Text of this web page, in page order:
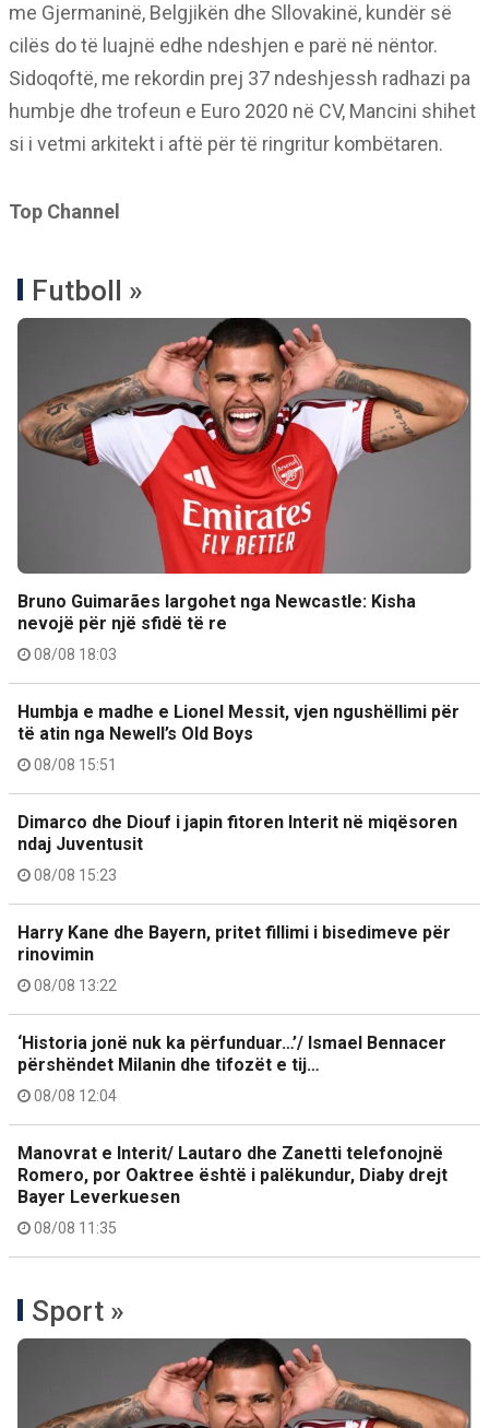
me Gjermaninë, Belgjikën dhe Sllovakinë, kundër së
cilës do të luajnë edhe ndeshjen e parë në nëntor.
Sidoqoftë, me rekordin prej 37 ndeshjessh radhazi pa
humbje dhe trofeun e Euro 2020 në CV, Mancini shihet
si i vetmi arkitekt i aftë për të ringritur kombëtaren.
Top Channel
Futboll »
Bruno Guimarães largohet nga Newcastle: Kisha
nevojë për një sfidë të re
08/08 18:03
Humbja e madhe e Lionel Messit, vjen ngushëllimi për
të atin nga Newell’s Old Boys
08/08 15:51
Dimarco dhe Diouf i japin fitoren Interit në miqësoren
ndaj Juventusit
08/08 15:23
Harry Kane dhe Bayern, pritet fillimi i bisedimeve për
rinovimin
08/08 13:22
‘Historia jonë nuk ka përfunduar…’/ Ismael Bennacer
përshëndet Milanin dhe tifozët e tij…
08/08 12:04
Manovrat e Interit/ Lautaro dhe Zanetti telefonojnë
Romero, por Oaktree është i palëkundur, Diaby drejt
Bayer Leverkuesen
08/08 11:35
Sport »